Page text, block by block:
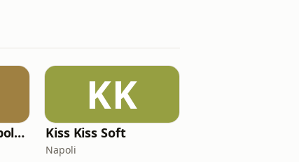
Solo Canzoni Napoletane
KK
Kiss Kiss Soft
Napoli